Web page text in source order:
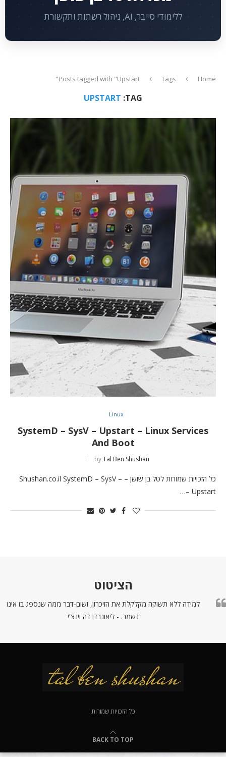
ללימודי סייבר, AI, ניהול רשתות ותקשורת
Home
Tags
Posts tagged with "Upstart"
TAG:
UPSTART
Linux
SystemD – SysV – Upstart – Linux Services
And Boot
byTal Ben Shushan
כל הזכויות שמורות לטל בן שושן – Shushan.co.il SystemD – SysV –
Upstart –…
הציטוט
למידה ללא תשוקה מקלקלת את הזיכרון, ושום-דבר ממה שנספג בו אינו
נשמר. - ליאונרדו דה וינצ'י
כל הזכויות שמורות
BACK TO TOP